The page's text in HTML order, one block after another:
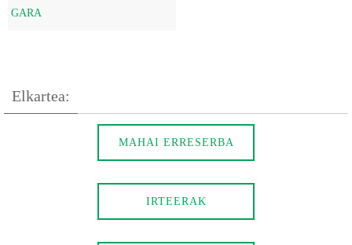
GARA
Elkartea:
MAHAI ERRESERBA
IRTEERAK